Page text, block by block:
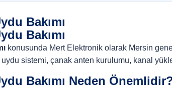
Bakımı
Bakımı
konusunda Mert Elektronik olarak Mersin
sistemi, çanak anten kurulumu, kanal
Bakımı Neden